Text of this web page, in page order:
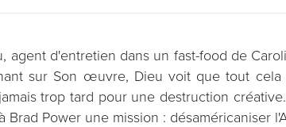
agent d'entretien dans un fast-food de
sur Son œuvre, Dieu voit que tout
trop tard pour une destruction
Brad Power une mission : désaméricaniser